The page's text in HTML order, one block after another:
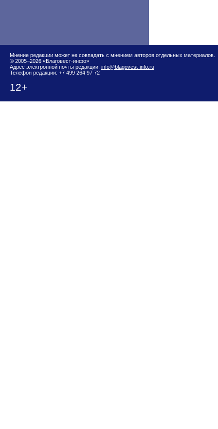
Мнение редакции может не совпадать с мнением авторов отдельных материалов.
© 2005–2026 «Благовест-инфо»
Адрес электронной почты редакции: info@blagovest-info.ru
Телефон редакции: +7 499 264 97 72
12+